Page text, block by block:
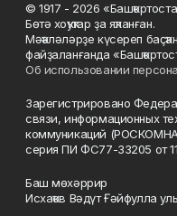
© 1917 - 2026
Бөтә хоҡуҡтар ҙа яҡланған.
Мәҡәләләрҙе күсереп
файҙаланғанда
Об использовании
Зарегистрировано
связи, информационных
коммуникаций
серия ПИ ФС77-33205 от
Баш мөхәррир
Исхаҡов Вәдүт Ғәйфулла